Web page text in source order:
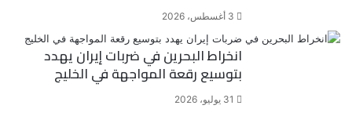
3 أغسطس، 2026
انخراط البحرين في ضربات إيران يهدد
بتوسيع رقعة المواجهة في الخليج
31 يوليو، 2026